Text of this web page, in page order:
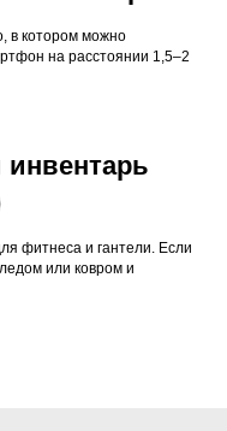
в котором можно
на расстоянии 1,5–2
фитнеса и гантели. Если
или ковром и